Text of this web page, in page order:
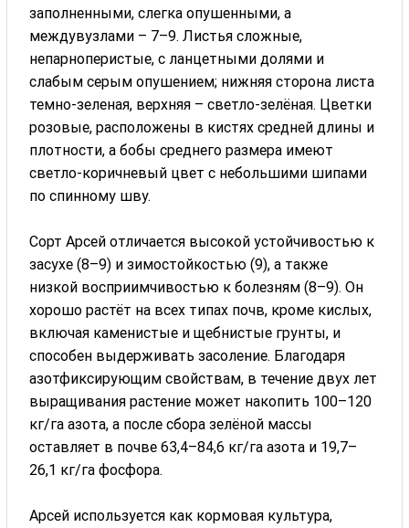
заполненными, слегка опушенными, а
междувузлами – 7–9. Листья сложные,
непарноперистые, с ланцетными долями и
слабым серым опушением; нижняя сторона листа
темно-зеленая, верхняя – светло-зелёная. Цветки
розовые, расположены в кистях средней длины и
плотности, а бобы среднего размера имеют
светло-коричневый цвет с небольшими шипами
по спинному шву.
Сорт Арсей отличается высокой устойчивостью к
засухе (8–9) и зимостойкостью (9), а также
низкой восприимчивостью к болезням (8–9). Он
хорошо растёт на всех типах почв, кроме кислых,
включая каменистые и щебнистые грунты, и
способен выдерживать засоление. Благодаря
азотфиксирующим свойствам, в течение двух лет
выращивания растение может накопить 100–120
кг/га азота, а после сбора зелёной массы
оставляет в почве 63,4–84,6 кг/га азота и 19,7–
26,1 кг/га фосфора.
Арсей используется как кормовая культура,